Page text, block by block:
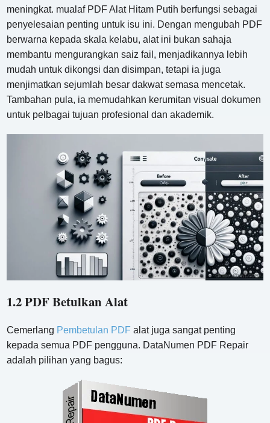
meningkat. mualaf PDF Alat Hitam Putih berfungsi sebagai
penyelesaian penting untuk isu ini. Dengan mengubah PDF
berwarna kepada skala kelabu, alat ini bukan sahaja
membantu mengurangkan saiz fail, menjadikannya lebih
mudah untuk dikongsi dan disimpan, tetapi ia juga
menjimatkan sejumlah besar dakwat semasa mencetak.
Tambahan pula, ia memudahkan kerumitan visual dokumen
untuk pelbagai tujuan profesional dan akademik.
1.2 PDF Betulkan Alat
Cemerlang Pembetulan PDF alat juga sangat penting
kepada semua PDF pengguna. DataNumen PDF Repair
adalah pilihan yang bagus: